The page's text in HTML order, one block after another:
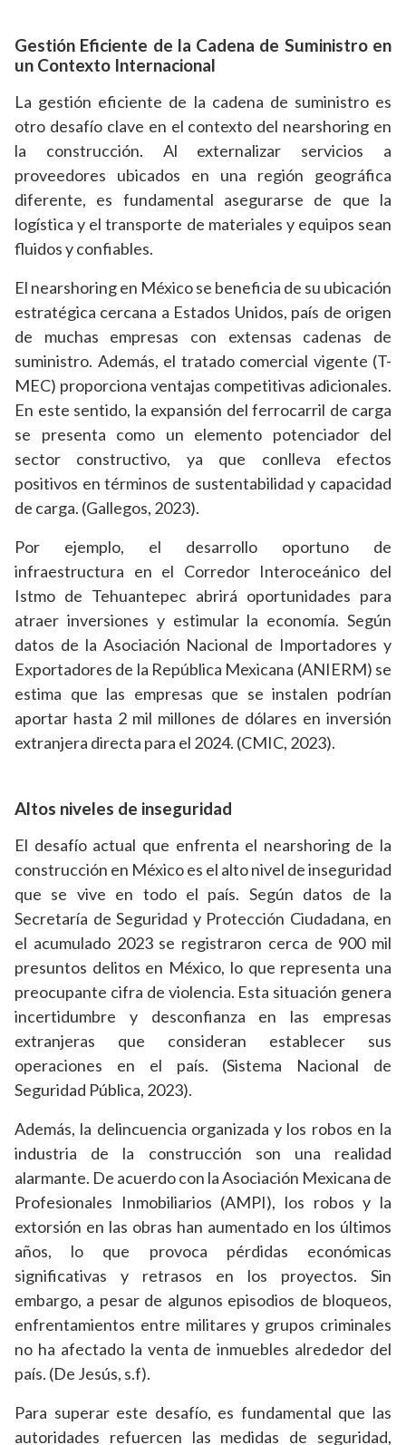
Gestión Eficiente de la Cadena de Suministro en
un Contexto Internacional
La gestión eficiente de la cadena de suministro es
otro desafío clave en el contexto del nearshoring en
la construcción. Al externalizar servicios a
proveedores ubicados en una región geográfica
diferente, es fundamental asegurarse de que la
logística y el transporte de materiales y equipos sean
fluidos y confiables.
El nearshoring en México se beneficia de su ubicación
estratégica cercana a Estados Unidos, país de origen
de muchas empresas con extensas cadenas de
suministro. Además, el tratado comercial vigente (T-
MEC) proporciona ventajas competitivas adicionales.
En este sentido, la expansión del ferrocarril de carga
se presenta como un elemento potenciador del
sector constructivo, ya que conlleva efectos
positivos en términos de sustentabilidad y capacidad
de carga. (Gallegos, 2023).
Por ejemplo, el desarrollo oportuno de
infraestructura en el Corredor Interoceánico del
Istmo de Tehuantepec abrirá oportunidades para
atraer inversiones y estimular la economía. Según
datos de la Asociación Nacional de Importadores y
Exportadores de la República Mexicana (ANIERM) se
estima que las empresas que se instalen podrían
aportar hasta 2 mil millones de dólares en inversión
extranjera directa para el 2024. (CMIC, 2023).
Altos niveles de inseguridad
El desafío actual que enfrenta el nearshoring de la
construcción en México es el alto nivel de inseguridad
que se vive en todo el país. Según datos de la
Secretaría de Seguridad y Protección Ciudadana, en
el acumulado 2023 se registraron cerca de 900 mil
presuntos delitos en México, lo que representa una
preocupante cifra de violencia. Esta situación genera
incertidumbre y desconfianza en las empresas
extranjeras que consideran establecer sus
operaciones en el país. (Sistema Nacional de
Seguridad Pública, 2023).
Además, la delincuencia organizada y los robos en la
industria de la construcción son una realidad
alarmante. De acuerdo con la Asociación Mexicana de
Profesionales Inmobiliarios (AMPI), los robos y la
extorsión en las obras han aumentado en los últimos
años, lo que provoca pérdidas económicas
significativas y retrasos en los proyectos. Sin
embargo, a pesar de algunos episodios de bloqueos,
enfrentamientos entre militares y grupos criminales
no ha afectado la venta de inmuebles alrededor del
país. (De Jesús, s.f).
Para superar este desafío, es fundamental que las
autoridades refuercen las medidas de seguridad,